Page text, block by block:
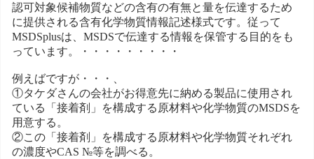
認可対象候補物質などの含有の有無と量を伝達するため
に提供される含有化学物質情報記述様式です。従って
MSDSplusは、MSDSで伝達する情報を保管する目的をも
っています。・・・・・・・・・
例えばですが・・・、
①タケダさんの会社がお得意先に納める製品に使用され
ている「接着剤」を構成する原材料や化学物質のMSDSを
用意する。
②この「接着剤」を構成する原材料や化学物質それぞれ
の濃度やCAS №等を調べる。